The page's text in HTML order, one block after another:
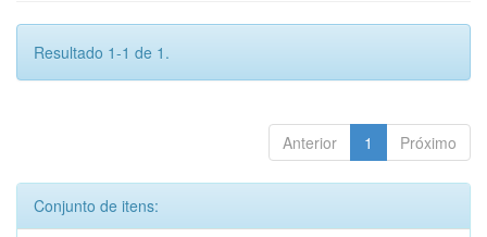
Resultado 1-1 de 1.
Anterior 1 Próximo
Conjunto de itens: